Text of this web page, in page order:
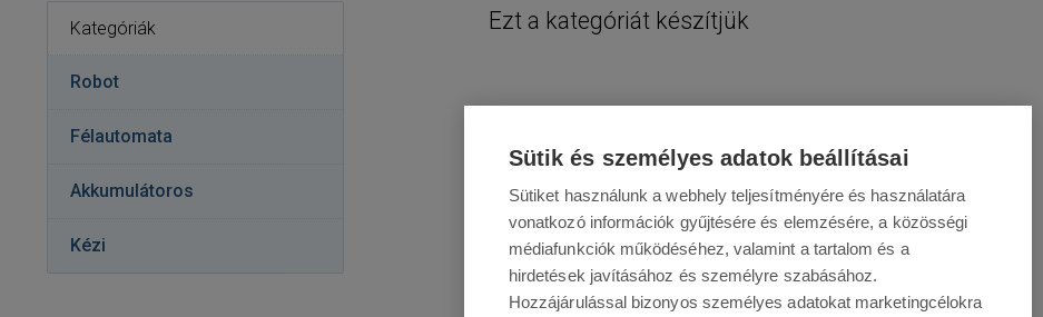
Ezt a kategóriát készítjük
Kategóriák
Robot
Félautomata
Akkumulátoros
Kézi
Sütik és személyes adatok beállításai
Sütiket használunk a webhely teljesítményére és használatára
vonatkozó információk gyűjtésére és elemzésére, a közösségi
médiafunkciók működéséhez, valamint a tartalom és a
hirdetések javításához és személyre szabásához.
Hozzájárulással bizonyos személyes adatokat marketingcélokra